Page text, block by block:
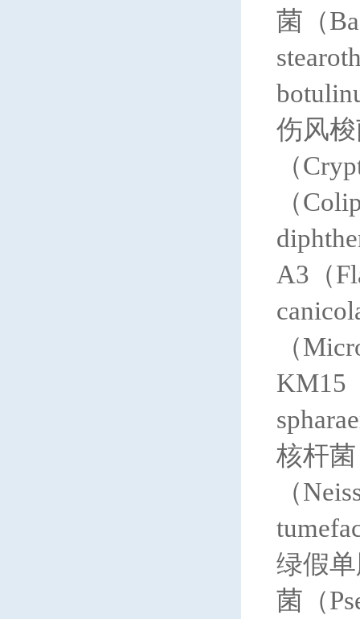
菌（
伤风
（
（
A3（
（
KM15
核杆
（
绿假单
菌（